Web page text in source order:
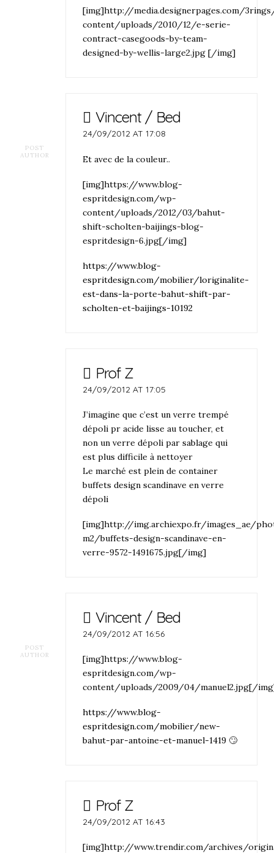
[img]http://media.designerpages.com/
content/uploads/2010/12/e-serie-
contract-casegoods-by-team-
designed-by-wellis-large2.jpg [/img]
POST
AUTHOR
Vincent / Bed
24/09/2012 AT 17:08
Et avec de la couleur..
[img]https://www.blog-
espritdesign.com/wp-
content/uploads/2012/03/bahut-
shift-scholten-baijings-blog-
espritdesign-6.jpg[/img]
https://www.blog-
espritdesign.com/mobilier/loriginalite-
est-dans-la-porte-bahut-shift-par-
scholten-et-baijings-10192
Prof Z
24/09/2012 AT 17:05
J’imagine que c’est un verre trempé
dépoli pr acide lisse au toucher, et
non un verre dépoli par sablage qui
est plus difficile à nettoyer
Le marché est plein de container
buffets design scandinave en verre
dépoli
[img]http://img.archiexpo.fr/images_ae/
m2/buffets-design-scandinave-en-
verre-9572-1491675.jpg[/img]
POST
AUTHOR
Vincent / Bed
24/09/2012 AT 16:56
[img]https://www.blog-
espritdesign.com/wp-
content/uploads/2009/04/manuel2.jpg[/
https://www.blog-
espritdesign.com/mobilier/new-
bahut-par-antoine-et-manuel-1419 🙄
Prof Z
24/09/2012 AT 16:43
[img]http://www.trendir.com/archives/